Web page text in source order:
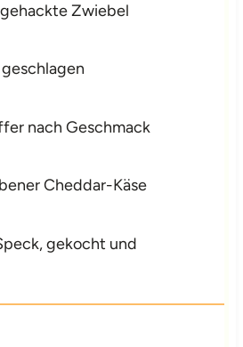
Zwiebel
nach Geschmack
Cheddar-Käse
gekocht und